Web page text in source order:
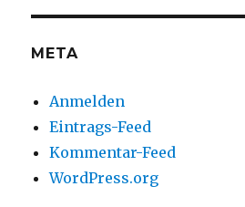
META
Anmelden
Eintrags-Feed
Kommentar-Feed
WordPress.org